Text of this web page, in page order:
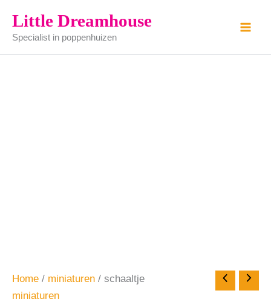
naar
inhoud
Little Dreamhouse
Specialist in poppenhuizen
Home / miniaturen / schaaltje
miniaturen
aantal